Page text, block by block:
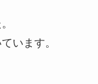
います。